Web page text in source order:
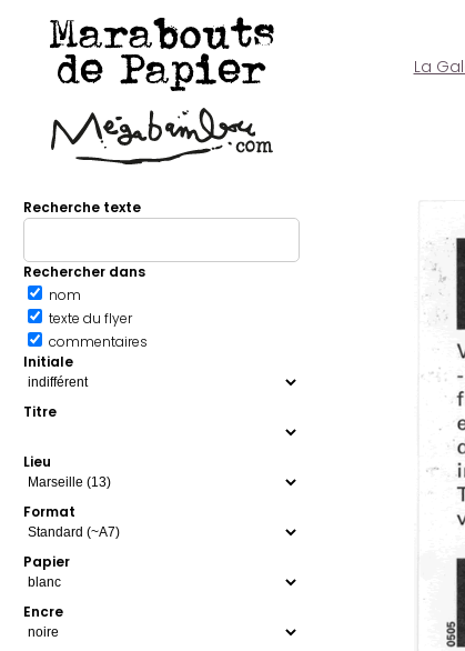
Marabouts
de Papier
Recherche texte
Rechercher dans
nom
texte du flyer
commentaires
Initiale
Titre
Lieu
Format
Papier
Encre
La